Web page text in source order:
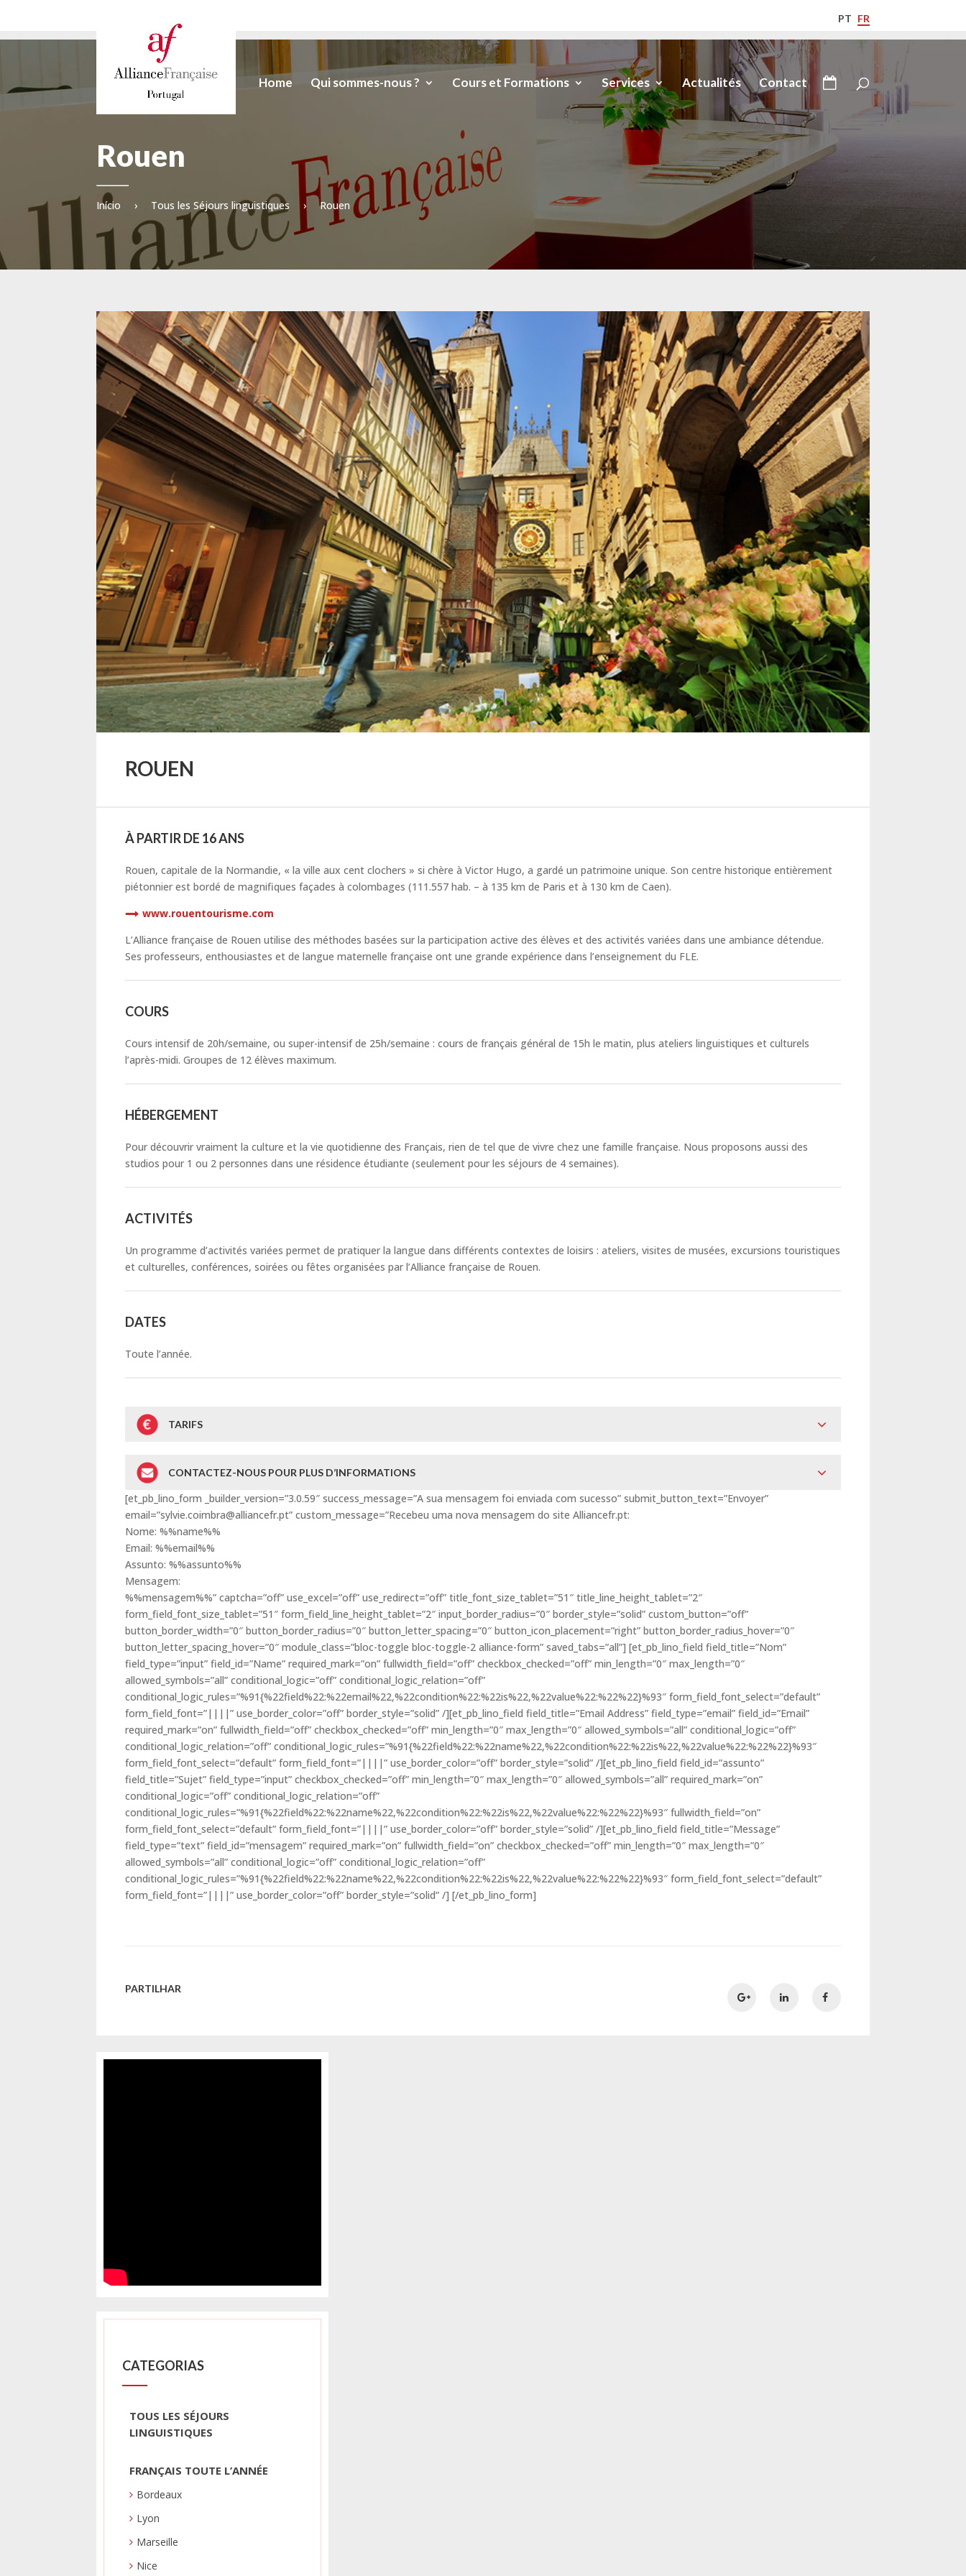
PT FR
Home Qui sommes-nous ? Cours et Formations Services Actualités Contact
Rouen
Início › Tous les Séjours linguistiques › Rouen
ROUEN
À PARTIR DE 16 ANS
Rouen, capitale de la Normandie, « la ville aux cent clochers » si chère à Victor Hugo, a gardé un patrimoine unique. Son centre historique entièrement
piétonnier est bordé de magnifiques façades à colombages (111.557 hab. – à 135 km de Paris et à 130 km de Caen).
www.rouentourisme.com
L’Alliance française de Rouen utilise des méthodes basées sur la participation active des élèves et des activités variées dans une ambiance détendue.
Ses professeurs, enthousiastes et de langue maternelle française ont une grande expérience dans l’enseignement du FLE.
COURS
Cours intensif de 20h/semaine, ou super-intensif de 25h/semaine : cours de français général de 15h le matin, plus ateliers linguistiques et culturels
l’après-midi. Groupes de 12 élèves maximum.
HÉBERGEMENT
Pour découvrir vraiment la culture et la vie quotidienne des Français, rien de tel que de vivre chez une famille française. Nous proposons aussi des
studios pour 1 ou 2 personnes dans une résidence étudiante (seulement pour les séjours de 4 semaines).
ACTIVITÉS
Un programme d’activités variées permet de pratiquer la langue dans différents contextes de loisirs : ateliers, visites de musées, excursions touristiques
et culturelles, conférences, soirées ou fêtes organisées par l’Alliance française de Rouen.
DATES
Toute l’année.
TARIFS
CONTACTEZ-NOUS POUR PLUS D’INFORMATIONS
[et_pb_lino_form _builder_version=”3.0.59″ success_message=”A sua mensagem foi enviada com sucesso” submit_button_text=”Envoyer”
email=”sylvie.coimbra@alliancefr.pt” custom_message=”Recebeu uma nova mensagem do site Alliancefr.pt:
Nome: %%name%%
Email: %%email%%
Assunto: %%assunto%%
Mensagem:
%%mensagem%%” captcha=”off” use_excel=”off” use_redirect=”off” title_font_size_tablet=”51″ title_line_height_tablet=”2″
form_field_font_size_tablet=”51″ form_field_line_height_tablet=”2″ input_border_radius=”0″ border_style=”solid” custom_button=”off”
button_border_width=”0″ button_border_radius=”0″ button_letter_spacing=”0″ button_icon_placement=”right” button_border_radius_hover=”0″
button_letter_spacing_hover=”0″ module_class=”bloc-toggle bloc-toggle-2 alliance-form” saved_tabs=”all”] [et_pb_lino_field field_title=”Nom”
field_type=”input” field_id=”Name” required_mark=”on” fullwidth_field=”off” checkbox_checked=”off” min_length=”0″ max_length=”0″
allowed_symbols=”all” conditional_logic=”off” conditional_logic_relation=”off”
conditional_logic_rules=”%91{%22field%22:%22email%22,%22condition%22:%22is%22,%22value%22:%22%22}%93″ form_field_font_select=”default”
form_field_font=”||||” use_border_color=”off” border_style=”solid” /][et_pb_lino_field field_title=”Email Address” field_type=”email” field_id=”Email”
required_mark=”on” fullwidth_field=”off” checkbox_checked=”off” min_length=”0″ max_length=”0″ allowed_symbols=”all” conditional_logic=”off”
conditional_logic_relation=”off” conditional_logic_rules=”%91{%22field%22:%22name%22,%22condition%22:%22is%22,%22value%22:%22%22}%93″
form_field_font_select=”default” form_field_font=”||||” use_border_color=”off” border_style=”solid” /][et_pb_lino_field field_id=”assunto”
field_title=”Sujet” field_type=”input” checkbox_checked=”off” min_length=”0″ max_length=”0″ allowed_symbols=”all” required_mark=”on”
conditional_logic=”off” conditional_logic_relation=”off”
conditional_logic_rules=”%91{%22field%22:%22name%22,%22condition%22:%22is%22,%22value%22:%22%22}%93″ fullwidth_field=”on”
form_field_font_select=”default” form_field_font=”||||” use_border_color=”off” border_style=”solid” /][et_pb_lino_field field_title=”Message”
field_type=”text” field_id=”mensagem” required_mark=”on” fullwidth_field=”on” checkbox_checked=”off” min_length=”0″ max_length=”0″
allowed_symbols=”all” conditional_logic=”off” conditional_logic_relation=”off”
conditional_logic_rules=”%91{%22field%22:%22name%22,%22condition%22:%22is%22,%22value%22:%22%22}%93″ form_field_font_select=”default”
form_field_font=”||||” use_border_color=”off” border_style=”solid” /] [/et_pb_lino_form]
PARTILHAR
CATEGORIAS
TOUS LES SÉJOURS
LINGUISTIQUES
FRANÇAIS TOUTE L’ANNÉE
Bordeaux
Lyon
Marseille
Nice